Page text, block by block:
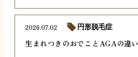
生まれつきのおでことAGAの違い
2026.07.02 円形脱毛症